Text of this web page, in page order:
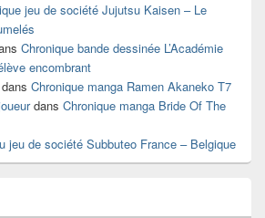
jeu de société Jujutsu Kaisen – Le
Chronique bande dessinée L’Académie
encombrant
dans Chronique manga Ramen Akaneko T7
dans Chronique manga Bride Of The
jeu de société Subbuteo France – Belgique